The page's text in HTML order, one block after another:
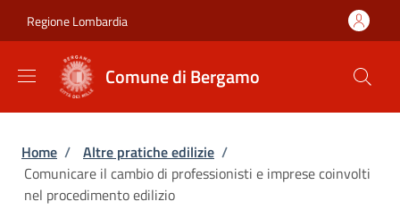
Regione Lombardia
Comune di Bergamo
Briciole di pane
Home / Altre pratiche edilizie /
Comunicare il cambio di professionisti e imprese coinvolti
nel procedimento edilizio